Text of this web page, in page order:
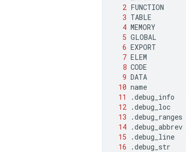
2 FUNCTION
3 TABLE
4 MEMORY
5 GLOBAL
6 EXPORT
7 ELEM
8 CODE
9 DATA
10 name
11
.debug_info
12 .debug_loc
13
.debug_ranges
14 .debug_abbrev
15
.debug_line
16
.debug_str